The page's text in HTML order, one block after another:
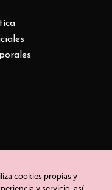
cookies/Aviso
cookies propias y